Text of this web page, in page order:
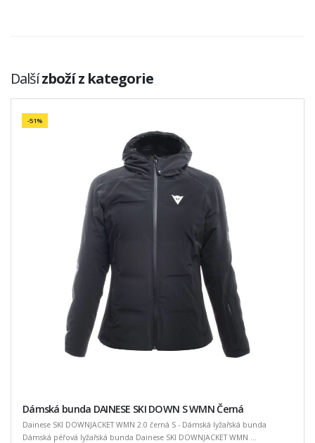
Dalšízboží z kategorie
-51%
Dámská bunda DAINESE SKI DOWN S WMN Černá
Dainese SKI DOWNJACKET WMN 2.0 černá S - Dámská lyžařská bunda
Dámská péřová lyžařská bunda Dainese SKI DOWNJACKET WMN ...